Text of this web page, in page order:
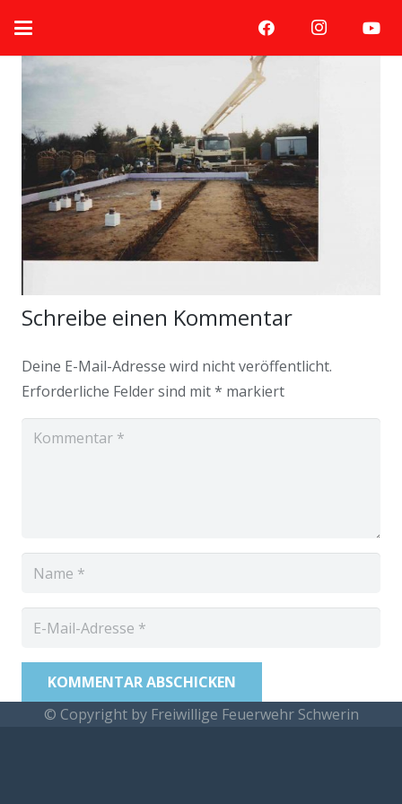
Schreibe einen Kommentar
Deine E-Mail-Adresse wird nicht veröffentlicht.
Erforderliche Felder sind mit* markiert
KOMMENTAR ABSCHICKEN
© Copyright by Freiwillige Feuerwehr Schwerin